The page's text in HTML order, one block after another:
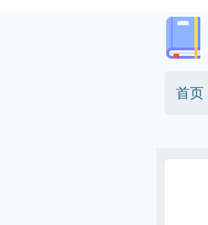
首页